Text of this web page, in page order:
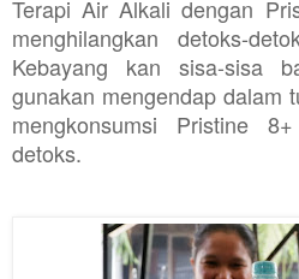
Terapi Air Alkali dengan
menghilangkan detoks-
Kebayang kan sisa-sisa
gunakan mengendap dalam
mengkonsumsi Pristine
detoks.